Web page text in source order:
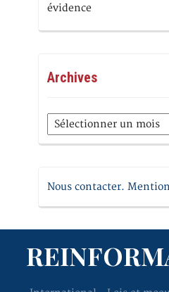
évidence
Archives
Archives
Nous contacter.